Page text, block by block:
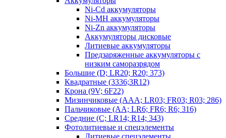
Ni-Cd аккумуляторы
Ni-MH аккумуляторы
Ni-Zn аккумуляторы
Аккумуляторы дисковые
Литиевые аккумуляторы
Предзаряженные аккумуляторы с
низким саморазрядом
Большие (D; LR20; R20; 373)
Квадратные (3336;3R12)
Крона (9V; 6F22)
Мизинчиковые (AAA; LR03; FR03; R03; 286)
Пальчиковые (AA; LR6; FR6; R6; 316)
Средние (C; LR14; R14; 343)
Фотолитиевые и спецэлементы
Литиевые спецэлементы